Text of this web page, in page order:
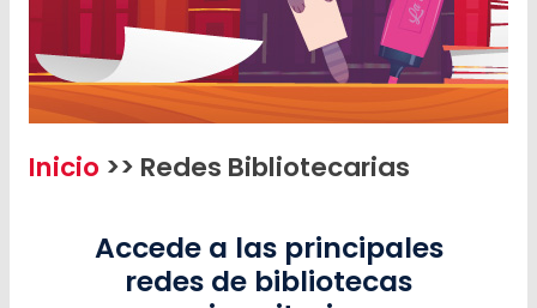
Inicio >> Redes Bibliotecarias
Accede a las principales
redes de bibliotecas